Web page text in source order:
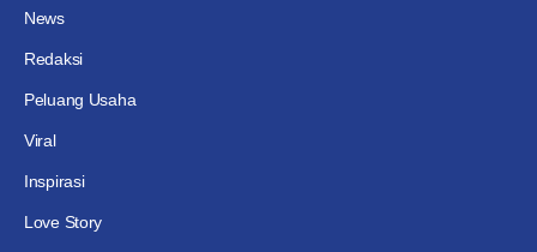
News
Redaksi
Peluang Usaha
Viral
Inspirasi
Love Story